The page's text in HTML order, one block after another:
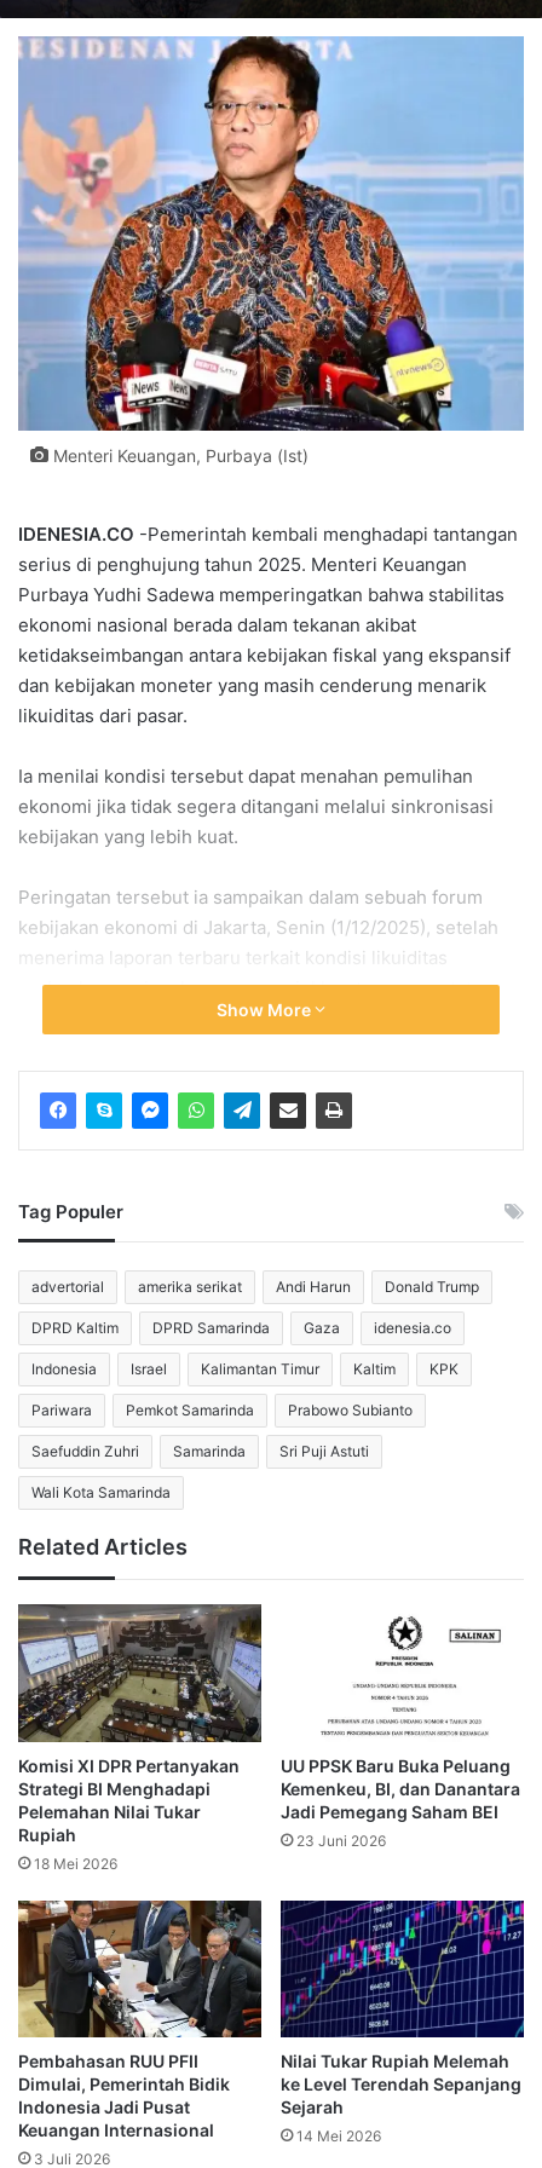
Menteri Keuangan, Purbaya (Ist)
IDENESIA.CO -Pemerintah kembali menghadapi tantangan
serius di penghujung tahun 2025. Menteri Keuangan
Purbaya Yudhi Sadewa memperingatkan bahwa stabilitas
ekonomi nasional berada dalam tekanan akibat
ketidakseimbangan antara kebijakan fiskal yang ekspansif
dan kebijakan moneter yang masih cenderung menarik
likuiditas dari pasar.
Ia menilai kondisi tersebut dapat menahan pemulihan
ekonomi jika tidak segera ditangani melalui sinkronisasi
kebijakan yang lebih kuat.
Peringatan tersebut ia sampaikan dalam sebuah forum
kebijakan ekonomi di Jakarta, Senin (1/12/2025), setelah
menerima laporan terbaru terkait kondisi likuiditas
perbankan nasional yang menunjukkan tren pengetatan.
Menkeu Purbaya menegaskan bahwa pemerintah telah
menjalankan sejumlah instrumen fiskal secara agresif
Ia menyebut pemerintah menggelontorkan stimulus untuk
menjaga daya beli masyarakat.
Namun, arus dana yang seharusnya menggerakkan roda
ekonomi justru tertahan di perbankan karena sebagian
besar bank memilih menempatkan likuiditas pada
instrumen keuangan berimbal hasil tetap.
Menurutnya, keputusan tersebut menciptakan celah antara
perbankan dalam mengelola risiko.
Rp1.000 triliun Dana Mengalir ke SRBI
Purbaya mengungkapkan bahwa sekitar Rp1.000 triliun
dana perbankan saat ini parkir di SRBI dan instrumen
operasi pasar terbuka lain yang diterbitkan Bank Indonesia.
Ia menilai langkah perbankan ini menyebabkan uang tidak
mengalir ke sektor produktif. Alhasil, pelaku usaha
kesulitan mendapatkan kredit untuk ekspansi, sementara
likuiditas yang memadai.
Ia menekankan bahwa kondisi tersebut dapat
memperlambat pemulihan ekonomi yang telah pemerintah
dorong melalui kebijakan fiskal.
Menkeu Purbaya selanjutnya menyoroti kondisi perputaran
uang primer (M0) yang mengalami tekanan cukup lama. Ia
menjelaskan M0 sempat tumbuh negatif dalam beberapa
Show More
Tag Populer
advertorial amerika serikat Andi Harun Donald Trump
DPRD Kaltim DPRD Samarinda Gaza idenesia.co
Indonesia Israel Kalimantan Timur Kaltim KPK
Pariwara Pemkot Samarinda Prabowo Subianto
Saefuddin Zuhri Samarinda Sri Puji Astuti
Wali Kota Samarinda
Related Articles
Komisi XI DPR Pertanyakan
Strategi BI Menghadapi
Pelemahan Nilai Tukar
Rupiah
18 Mei 2026
UU PPSK Baru Buka Peluang
Kemenkeu, BI, dan Danantara
Jadi Pemegang Saham BEI
23 Juni 2026
Pembahasan RUU PFII
Dimulai, Pemerintah Bidik
Indonesia Jadi Pusat
Keuangan Internasional
3 Juli 2026
Nilai Tukar Rupiah Melemah
ke Level Terendah Sepanjang
Sejarah
14 Mei 2026